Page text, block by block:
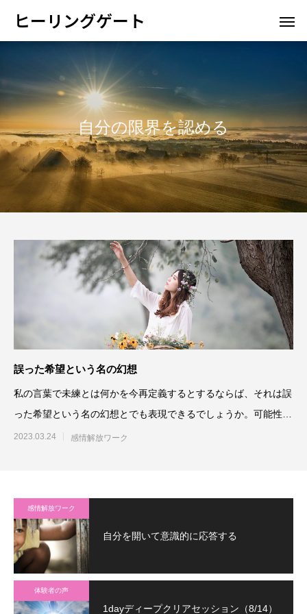
ヒーリングゲート
自分の限界を認める
誤った希望という名の幻想
私の言葉で未練とは何かを今再定義するとするならば、それは誤
った希望という名の幻想とでも表現できるでしょうか。可能性は
皆無なのに、あるように見
2023.03.24 感情解放ワーク
感情解放ワーク
自分を開いて意識的に応答する
体験者の声
1dayディープクリアセッション（8/14）